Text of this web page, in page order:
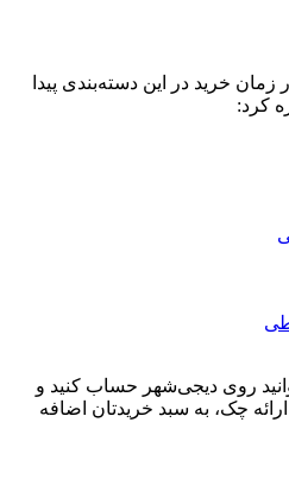
زمان خرید در این دسته‌بندی پیدا
کرد:
روی دیجی‌شهر حساب کنید و
چک، به سبد خریدتان اضافه